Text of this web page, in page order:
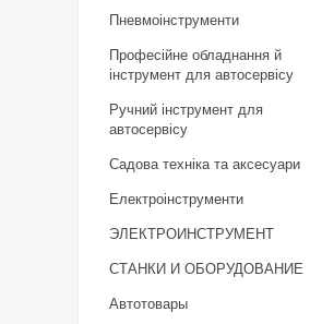
Пневмоінструменти
Професійне обладнання й
інструмент для автосервісу
Ручний інструмент для
автосервісу
Садова техніка та аксесуари
Електроінструменти
ЭЛЕКТРОИНСТРУМЕНТ
СТАНКИ И ОБОРУДОВАНИЕ
Автотовары